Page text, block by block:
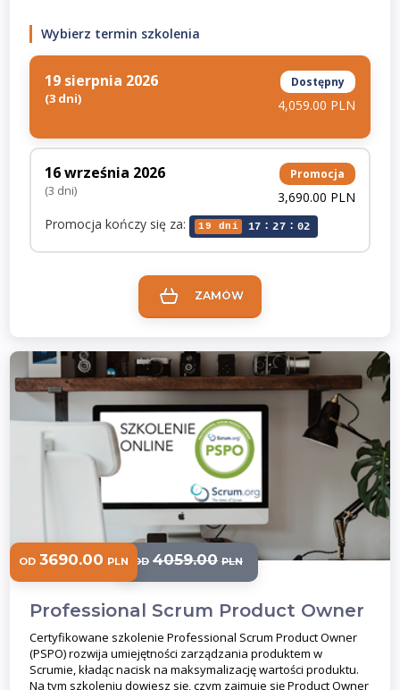
Wybierz termin szkolenia
19 sierpnia 2026
(3 dni)
Dostępny
4,059.00 PLN
16 września 2026
(3 dni)
Promocja
3,690.00 PLN
Promocja kończy się za:
19 dni 17 : 27 : 02
ZAMÓW
Professional Scrum Product Owner
Certyfikowane szkolenie Professional Scrum Product Owner
(PSPO) rozwija umiejętności zarządzania produktem w
Scrumie, kładąc nacisk na maksymalizację wartości produktu.
Na tym szkoleniu dowiesz się, czym zajmuje się Product Owner
OD 3690.00 PLN OD 4059.00 PLN